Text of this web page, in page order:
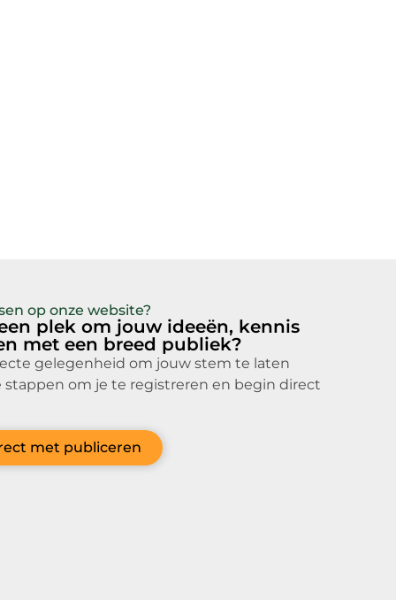
op onze website?
plek om jouw ideeën, kennis
met een breed publiek?
gelegenheid om jouw stem te laten
stappen om je te registreren en begin direct
met publiceren